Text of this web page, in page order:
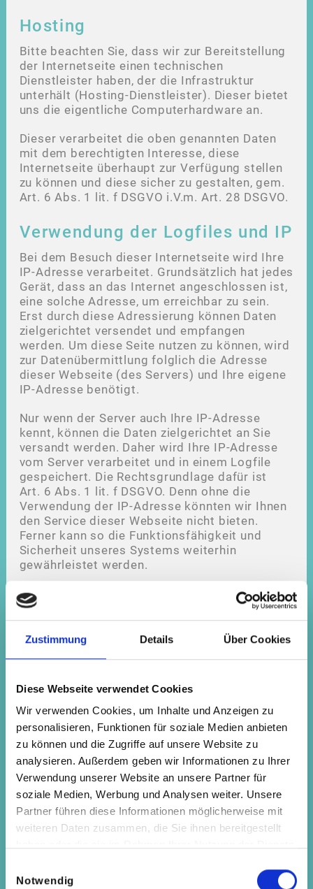
Zustimmung Details Über Cookies
Diese Webseite verwendet Cookies
Wir verwenden Cookies, um Inhalte und Anzeigen zu
personalisieren, Funktionen für soziale Medien anbieten
zu können und die Zugriffe auf unsere Website zu
analysieren. Außerdem geben wir Informationen zu Ihrer
Verwendung unserer Website an unsere Partner für
soziale Medien, Werbung und Analysen weiter. Unsere
Partner führen diese Informationen möglicherweise mit
weiteren Daten zusammen, die Sie ihnen bereitgestellt
Notwendig
Hosting
Bitte beachten Sie, dass wir zur Bereitstellung
der Internetseite einen technischen
Dienstleister haben, der die Infrastruktur
unterhält (Hosting-Dienstleister). Dieser bietet
uns die eigentliche Computerhardware an.
Dieser verarbeitet die oben genannten Daten
mit dem berechtigten Interesse, diese
Internetseite überhaupt zur Verfügung stellen
zu können und diese sicher zu gestalten, gem.
Art. 6 Abs. 1 lit. f DSGVO i.V.m. Art. 28 DSGVO.
Verwendung der Logfiles und IP
Bei dem Besuch dieser Internetseite wird Ihre
IP-Adresse verarbeitet. Grundsätzlich hat jedes
Gerät, dass an das Internet angeschlossen ist,
eine solche Adresse, um erreichbar zu sein.
Erst durch diese Adressierung können Daten
zielgerichtet versendet und empfangen
werden. Um diese Seite nutzen zu können, wird
zur Datenübermittlung folglich die Adresse
dieser Webseite (des Servers) und Ihre eigene
IP-Adresse benötigt.
Nur wenn der Server auch Ihre IP-Adresse
kennt, können die Daten zielgerichtet an Sie
versandt werden. Daher wird Ihre IP-Adresse
vom Server verarbeitet und in einem Logfile
gespeichert. Die Rechtsgrundlage dafür ist
Art. 6 Abs. 1 lit. f DSGVO. Denn ohne die
Verwendung der IP-Adresse könnten wir Ihnen
den Service dieser Webseite nicht bieten.
Ferner kann so die Funktionsfähigkeit und
Sicherheit unseres Systems weiterhin
gewährleistet werden.
Statistik
Goneo Webstatistik
Ihre IP-Adresse wird vom Serverdienstleister
für den Zeitraum von 3 Monaten gespeichert.
Dies dient dem Serverdienstleister zur
besseren Absicherung und Dokumentation von
Attacken, wie zum Beispiel sog. Distributed-
Denial-of-Service-Attacken (DDoS).
Die Besuchsdaten werden auch für eine
Webstatistik verwendet. Dadurch können wir
z.B. sehen, wie oft eine Seite aufgerufen wurde,
wie oft eine Seite nicht gefunden wurde und
wie oft auf eine bestimmte Unterseite
nicht mit dem Aufruf verknüpft.